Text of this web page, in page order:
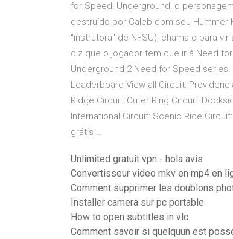
for Speed: Underground, o
destruído por Caleb com seu Hummer
"instrutora" de NFSU), chama-o para
diz que o jogador tem que ir á Need
Underground 2 Need for Speed series.
Leaderboard View all Circuit:
Ridge Circuit: Outer Ring Circuit:
International Circuit: Scenic Ride
grátis …
Unlimited gratuit vpn - hola avis
Convertisseur video mkv en mp4 en
Comment supprimer les doublons
Installer camera sur pc portable
How to open subtitles in vlc
Comment savoir si quelquun est